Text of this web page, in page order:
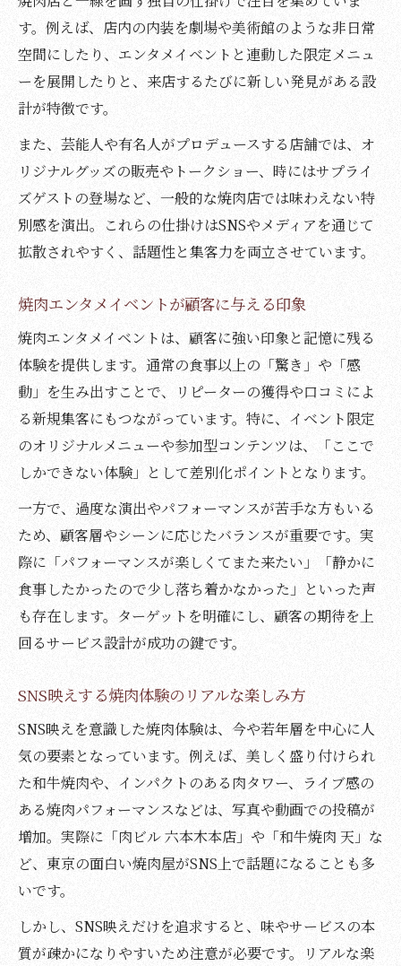
す。例えば、店内の内装を劇場や美術館のような非日常
空間にしたり、エンタメイベントと連動した限定メニュ
ーを展開したりと、来店するたびに新しい発見がある設
計が特徴です。
また、芸能人や有名人がプロデュースする店舗では、オ
リジナルグッズの販売やトークショー、時にはサプライ
ズゲストの登場など、一般的な焼肉店では味わえない特
別感を演出。これらの仕掛けはSNSやメディアを通じて
拡散されやすく、話題性と集客力を両立させています。
焼肉エンタメイベントが顧客に与える印象
焼肉エンタメイベントは、顧客に強い印象と記憶に残る
体験を提供します。通常の食事以上の「驚き」や「感
動」を生み出すことで、リピーターの獲得や口コミによ
る新規集客にもつながっています。特に、イベント限定
のオリジナルメニューや参加型コンテンツは、「ここで
しかできない体験」として差別化ポイントとなります。
一方で、過度な演出やパフォーマンスが苦手な方もいる
ため、顧客層やシーンに応じたバランスが重要です。実
際に「パフォーマンスが楽しくてまた来たい」「静かに
食事したかったので少し落ち着かなかった」といった声
も存在します。ターゲットを明確にし、顧客の期待を上
回るサービス設計が成功の鍵です。
SNS映えする焼肉体験のリアルな楽しみ方
SNS映えを意識した焼肉体験は、今や若年層を中心に人
気の要素となっています。例えば、美しく盛り付けられ
た和牛焼肉や、インパクトのある肉タワー、ライブ感の
ある焼肉パフォーマンスなどは、写真や動画での投稿が
増加。実際に「肉ビル 六本木本店」や「和牛焼肉 天」な
ど、東京の面白い焼肉屋がSNS上で話題になることも多
いです。
しかし、SNS映えだけを追求すると、味やサービスの本
質が疎かになりやすいため注意が必要です。リアルな楽